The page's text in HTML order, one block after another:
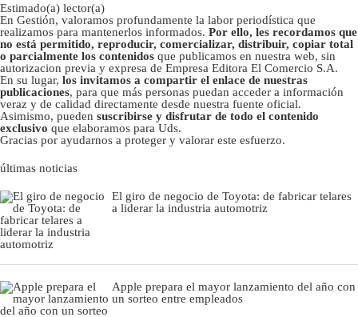
Estimado(a) lector(a)
En Gestión, valoramos profundamente la labor periodística que
realizamos para mantenerlos informados. Por ello, les recordamos que
no está permitido, reproducir, comercializar, distribuir, copiar total
o parcialmente los contenidos que publicamos en nuestra web, sin
autorizacion previa y expresa de Empresa Editora El Comercio S.A.
En su lugar, los invitamos a compartir el enlace de nuestras
publicaciones, para que más personas puedan acceder a información
veraz y de calidad directamente desde nuestra fuente oficial.
Asimismo, pueden suscribirse y disfrutar de todo el contenido
exclusivo que elaboramos para Uds.
Gracias por ayudarnos a proteger y valorar este esfuerzo.
últimas noticias
El giro de negocio de Toyota: de fabricar telares
a liderar la industria automotriz
Apple prepara el mayor lanzamiento del año con
un sorteo entre empleados